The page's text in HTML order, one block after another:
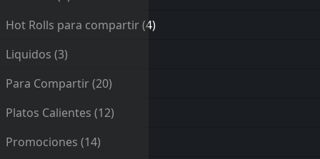
Hot Rolls para compartir(4)
Liquidos (3)
Para Compartir(20)
Platos Calientes (12)
Promociones (14)